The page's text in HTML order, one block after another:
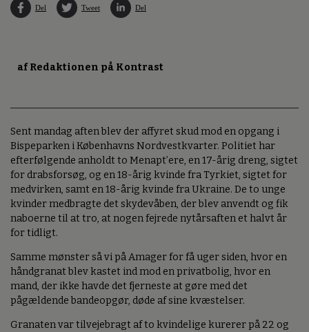
Del Tweet Del
af Redaktionen på Kontrast
Sent mandag aften blev der affyret skud mod en opgang i
Bispeparken i Københavns Nordvestkvarter. Politiet har
efterfølgende anholdt to Menapt’ere, en 17-årig dreng, sigtet
for drabsforsøg, og en 18-årig kvinde fra Tyrkiet, sigtet for
medvirken, samt en 18-årig kvinde fra Ukraine. De to unge
kvinder medbragte det skydevåben, der blev anvendt og fik
naboerne til at tro, at nogen fejrede nytårsaften et halvt år
for tidligt.
Samme mønster så vi på Amager for få uger siden, hvor en
håndgranat blev kastet ind mod en privatbolig, hvor en
mand, der ikke havde det fjerneste at gøre med det
pågældende bandeopgør, døde af sine kvæstelser.
Granaten var tilvejebragt af to kvindelige kurerer på 22 og